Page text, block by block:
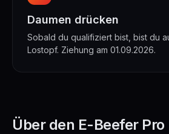
Daumen drücken
Sobald du qualifiziert bist, bist du
Lostopf. Ziehung am 01.09.2026.
Über den E-Beefer Pro